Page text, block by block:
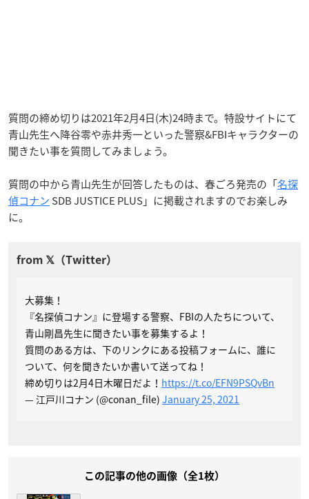
質問の締め切りは2021年2月4日(木)24時まで。特設サイトにて
青山先生へ降谷零や赤井秀一といった警察&FBIキャラクターの
聞きたい事を質問してみましょう。
質問の中から青山先生が回答したものは、春ごろ発売の「名探
偵コナン SDB JUSTICE PLUS」に掲載されますのでお楽しみ
に。
大募集！
『名探偵コナン』に登場する警察、FBIの人たちについて、
青山剛昌先生に聞きたい事を募集するよ！
質問のある方は、下のリンクにある投稿フォームに、誰に
ついて、何を聞きたいか書いて送ってね！
締め切りは2月4日木曜日だよ！ https://t.co/EFN9PSQvBn
— 江戸川コナン (@conan_file) January 25, 2021
この記事の他の画像（全1枚）